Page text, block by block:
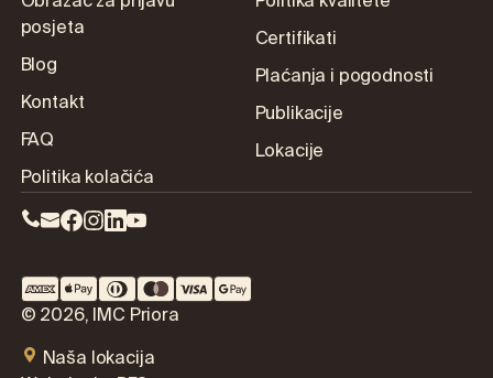
posjeta
Blog
Kontakt
FAQ
Politika kolačića
Certifikati
Plaćanja i pogodnosti
Publikacije
Lokacije
© 2026, IMC Priora
Naša lokacija